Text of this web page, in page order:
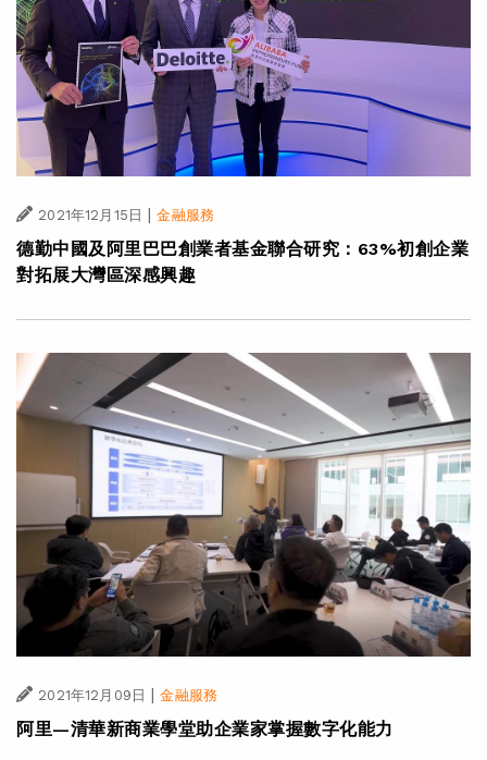
2021年12月15日 | 金融服務
德勤中國及阿里巴巴創業者基金聯合研究：63%初創企業
對拓展大灣區深感興趣
2021年12月09日 | 金融服務
阿里—清華新商業學堂助企業家掌握數字化能力